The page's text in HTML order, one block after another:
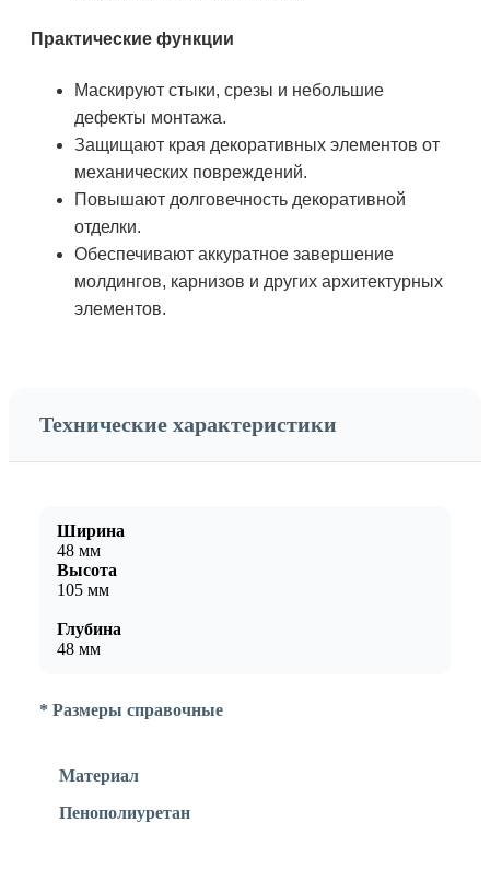
Практические функции
Маскируют стыки, срезы и небольшие
дефекты монтажа.
Защищают края декоративных элементов от
механических повреждений.
Повышают долговечность декоративной
отделки.
Обеспечивают аккуратное завершение
молдингов, карнизов и других архитектурных
элементов.
Технические характеристики
Ширина
48 мм
Высота
105 мм
Глубина
48 мм
* Размеры справочные
Материал
Пенополиуретан